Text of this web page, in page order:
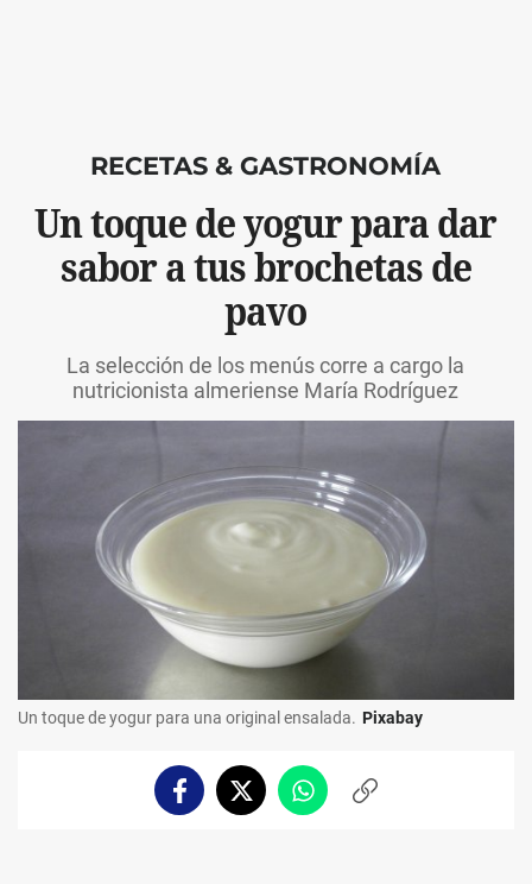
RECETAS & GASTRONOMÍA
Un toque de yogur para dar
sabor a tus brochetas de
pavo
La selección de los menús corre a cargo la
nutricionista almeriense María Rodríguez
Un toque de yogur para una original ensalada. Pixabay
FacebookTwitterWhatsappCopiar